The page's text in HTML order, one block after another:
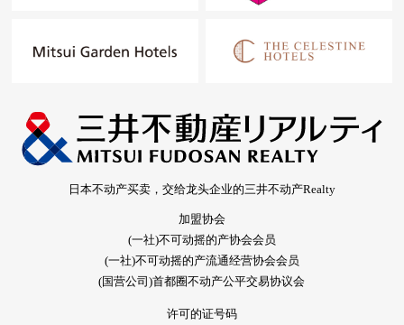
日本不动产买卖，交给龙头企业的三井不动产Realty
加盟协会
(一社)不可动摇的产协会会员
(一社)不可动摇的产流通经营协会会员
(国营公司)首都圈不动产公平交易协议会
许可的证号码